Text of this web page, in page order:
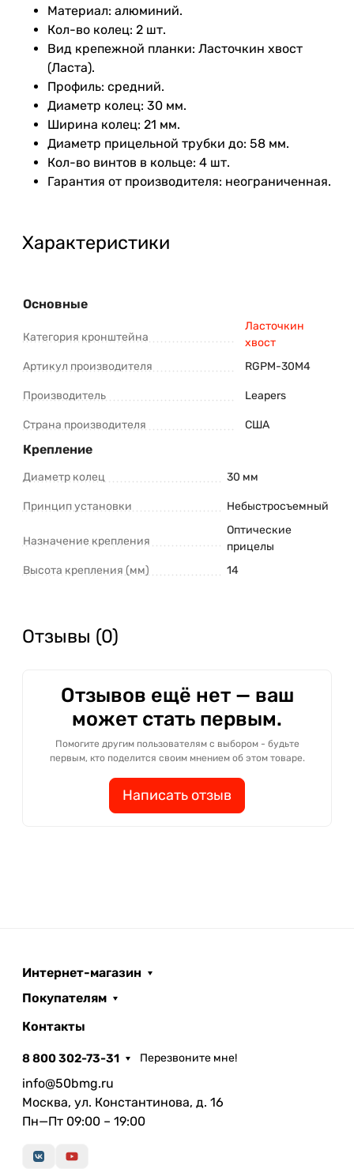
Материал: алюминий.
Кол-во колец: 2 шт.
Вид крепежной планки: Ласточкин хвост
(Ласта).
Профиль: средний.
Диаметр колец: 30 мм.
Ширина колец: 21 мм.
Диаметр прицельной трубки до: 58 мм.
Кол-во винтов в кольце: 4 шт.
Гарантия от производителя: неограниченная.
Характеристики
Основные
Категория кронштейна
Ласточкин
хвост
Артикул производителя
RGPM-30M4
Производитель Leapers
Страна производителя США
Крепление
Диаметр колец 30 мм
Принцип установки Небыстросъемный
Назначение крепления
Оптические
прицелы
Высота крепления (мм)
14
Отзывы (0)
Отзывов ещё нет — ваш
может стать первым.
Помогите другим пользователям с выбором - будьте
первым, кто поделится своим мнением об этом товаре.
Написать отзыв
Интернет-магазин
Покупателям
Контакты
8 800 302-73-31 Перезвоните мне!
info@50bmg.ru
Москва, ул. Константинова, д. 16
Пн—Пт 09:00 – 19:00